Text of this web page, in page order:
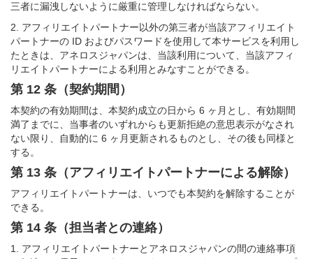
三者に漏洩しないように厳重に管理しなければならない。
2. アフィリエイトパートナー以外の第三者が当該アフィリエイト
パートナーの ID およびパスワードを使用して本サービスを利用し
たときは、アネロスジャパンは、当該利用について、当該アフィ
リエイトパートナーによる利用とみなすことができる。
第 12 条（契約期間）
本契約の有効期間は、本契約成立の日から 6 ヶ月とし、有効期間
満了までに、当事者のいずれからも更新拒絶の意思表示がなされ
ない限り、自動的に 6 ヶ月更新されるものとし、その後も同様と
する。
第 13 条（アフィリエイトパートナーによる解除）
アフィリエイトパートナーは、いつでも本契約を解除することが
できる。
第 14 条（担当者との連絡）
1. アフィリエイトパートナーとアネロスジャパンの間の連絡事項